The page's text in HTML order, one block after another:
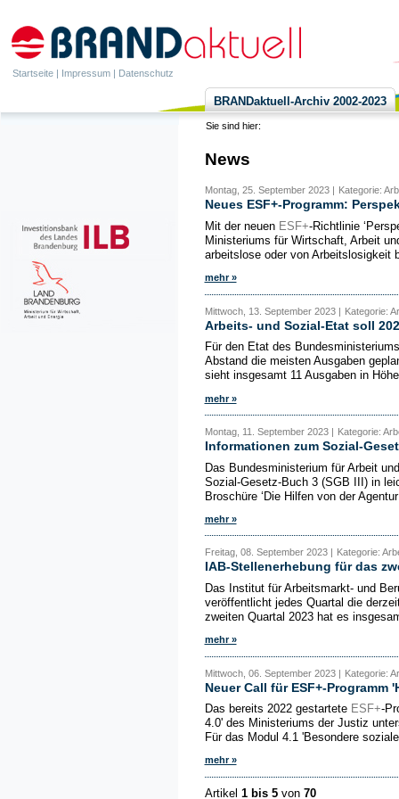
Startseite | Impressum | Datenschutz
BRANDaktuell-Archiv 2002-2023
Sie sind hier:
News
Montag, 25. September 2023 | Kategorie:
Neues ESF+-Programm:
Mit der neuen ESF+-Richtlinie
Ministeriums für Wirtschaft, Arbeit
arbeitslose oder von Arbeitslosigkeit
mehr »
Mittwoch, 13. September 2023 | Kategorie:
Arbeits- und Sozial-Etat soll
Für den Etat des
Abstand die meisten Ausgaben
sieht insgesamt 11 Ausgaben in
mehr »
Montag, 11. September 2023 | Kategorie:
Informationen zum Sozial-
Das Bundesministerium für Arbeit
Sozial-Gesetz-Buch 3 (SGB III) in
Broschüre ‘Die Hilfen von der
mehr »
Freitag, 08. September 2023 | Kategorie:
IAB-Stellenerhebung für das
Das Institut für Arbeitsmarkt- und
veröffentlicht jedes Quartal die
zweiten Quartal 2023 hat es
mehr »
Mittwoch, 06. September 2023 | Kategorie:
Neuer Call für ESF+-Programm
Das bereits 2022 gestartete ESF+-
4.0' des Ministeriums der Justiz
Für das Modul 4.1 'Besondere
mehr »
Artikel 1 bis 5von 70